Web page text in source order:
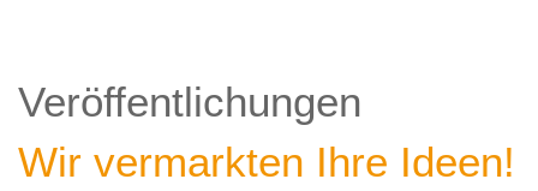
Veröffentlichungen
Wir vermarkten Ihre Ideen!